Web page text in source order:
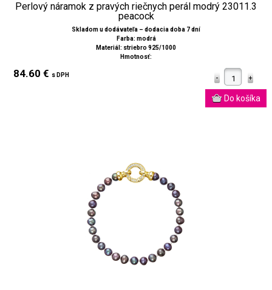
Perlový náramok z pravých riečnych perál modrý 23011.3
peacock
Skladom u dodávateľa – dodacia doba 7 dní
Farba: modrá
Materiál: striebro 925/1000
Hmotnosť:
84.60 € s DPH